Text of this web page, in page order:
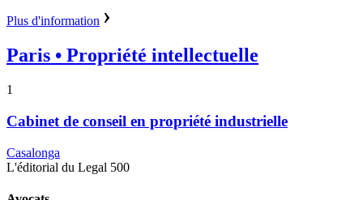
Plus d'information
Paris • Propriété intellectuelle
1
Cabinet de conseil en propriété industrielle
Casalonga
L'éditorial du Legal 500